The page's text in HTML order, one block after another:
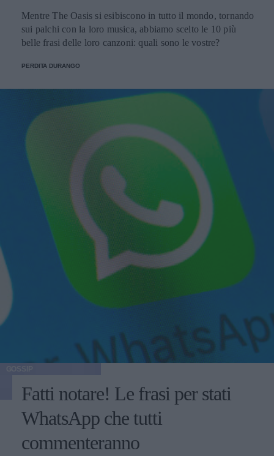
Mentre The Oasis si esibiscono in tutto il mondo, tornando
sui palchi con la loro musica, abbiamo scelto le 10 più
belle frasi delle loro canzoni: quali sono le vostre?
PERDITA DURANGO
Fatti notare! Le frasi per stati
WhatsApp che tutti
commenteranno